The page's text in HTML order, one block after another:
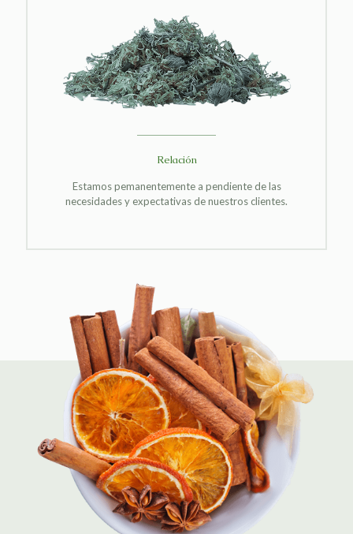
Relación
Estamos pemanentemente a pendiente de las
necesidades y expectativas de nuestros clientes.